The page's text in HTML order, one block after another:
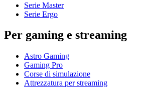
Serie Master
Serie Ergo
Per gaming e streaming
Astro Gaming
Gaming Pro
Corse di simulazione
Attrezzatura per streaming